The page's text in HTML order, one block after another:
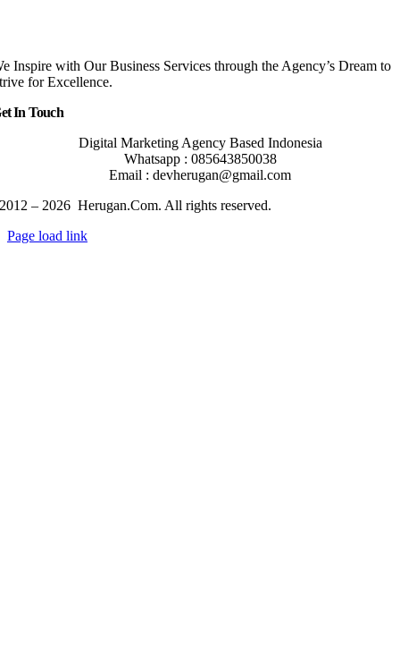
Inspire with Our Business Services through the Agency’s Dream to
for Excellence.
In Touch
Digital Marketing Agency Based Indonesia
Whatsapp : 085643850038
Email : devherugan@gmail.com
2012 – 2026 Herugan.Com. All rights reserved.
Page load link